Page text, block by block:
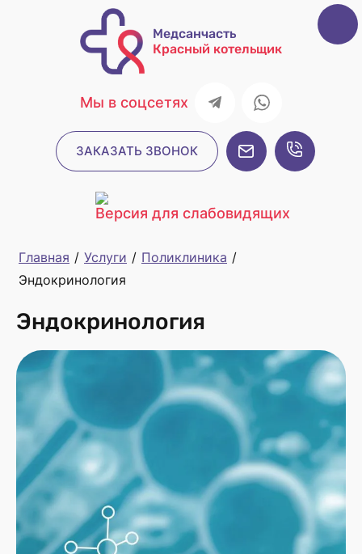
Медсанчасть
Красный котельщик
Версия для слабовидящих
Мы в соцсетях
ЗАКАЗАТЬ ЗВОНОК
Главная / Услуги / Поликлиника /
Эндокринология
Эндокринология